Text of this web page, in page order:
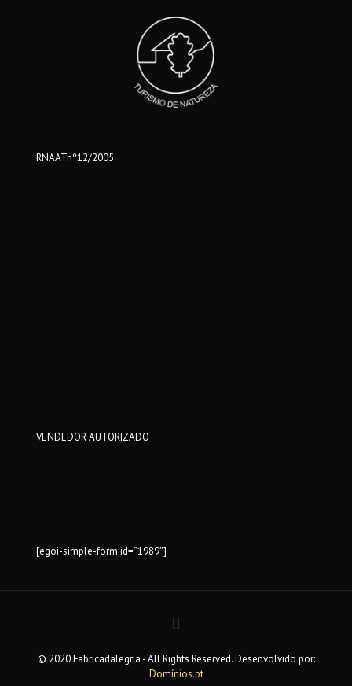
RNAATnº12/2005
VENDEDOR AUTORIZADO
[egoi-simple-form id=”1989″]
© 2020 Fabricadalegria - All Rights Reserved. Desenvolvido por:
Domínios.pt